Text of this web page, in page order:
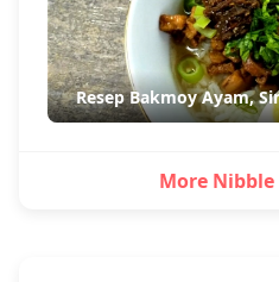
Resep Bakmoy Ayam,
More